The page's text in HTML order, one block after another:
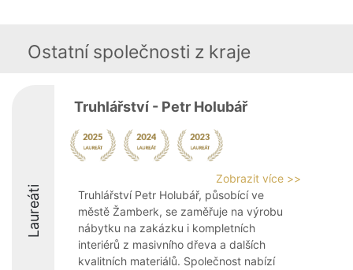
Ostatní společnosti z kraje
Laureáti
Truhlářství - Petr Holubář
Zobrazit více >>
Truhlářství Petr Holubář, působící ve
městě Žamberk, se zaměřuje na výrobu
nábytku na zakázku i kompletních
interiérů z masivního dřeva a dalších
kvalitních materiálů. Společnost nabízí